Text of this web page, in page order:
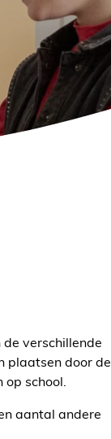
verschillende
plaatsen door de
school.
aantal andere